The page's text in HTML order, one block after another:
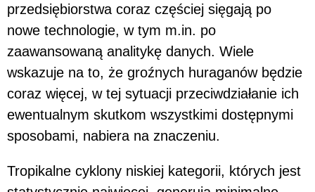
przedsiębiorstwa coraz częściej sięgają po
nowe technologie, w tym m.in. po
zaawansowaną analitykę danych. Wiele
wskazuje na to, że groźnych huraganów będzie
coraz więcej, w tej sytuacji przeciwdziałanie ich
ewentualnym skutkom wszystkimi dostępnymi
sposobami, nabiera na znaczeniu.
Tropikalne cyklony niskiej kategorii, których jest